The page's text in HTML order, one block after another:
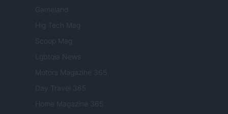
Gameland
Hig Tech Mag
Scoop Mag
Lgbtqia News
Motors Magazine 365
Day Travel 365
Home Magazine 365